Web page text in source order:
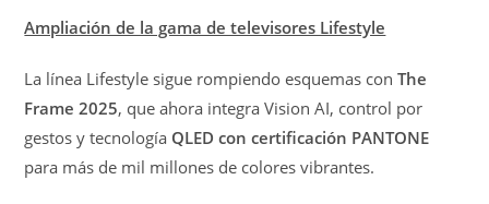
Ampliación de la gama de televisores Lifestyle
La línea Lifestyle sigue rompiendo esquemas conThe
Frame 2025, que ahora integra Vision AI, control por
gestos y tecnología QLED con certificación PANTONE
para más de mil millones de colores vibrantes.